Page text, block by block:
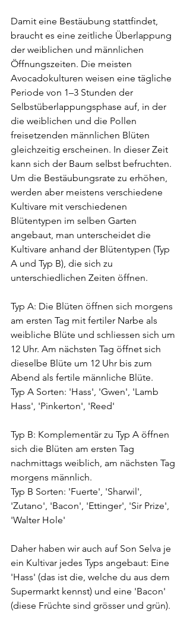
Damit eine Bestäubung stattfindet,
braucht es eine zeitliche Überlappung
der weiblichen und männlichen
Öffnungszeiten. Die meisten
Avocadokulturen weisen eine tägliche
Periode von 1–3 Stunden der
Selbstüberlappungsphase auf, in der
die weiblichen und die Pollen
freisetzenden männlichen Blüten
gleichzeitig erscheinen. In dieser Zeit
kann sich der Baum selbst befruchten.
Um die Bestäubungsrate zu erhöhen,
werden aber meistens verschiedene
Kultivare mit verschiedenen
Blütentypen im selben Garten
angebaut, man unterscheidet die
Kultivare anhand der Blütentypen (Typ
A und Typ B), die sich zu
unterschiedlichen Zeiten öffnen.
Typ A: Die Blüten öffnen sich morgens
am ersten Tag mit fertiler Narbe als
weibliche Blüte und schliessen sich um
12 Uhr. Am nächsten Tag öffnet sich
dieselbe Blüte um 12 Uhr bis zum
Abend als fertile männliche Blüte.
Typ A Sorten: 'Hass', 'Gwen', 'Lamb
Hass', 'Pinkerton', 'Reed'
Typ B: Komplementär zu Typ A öffnen
sich die Blüten am ersten Tag
nachmittags weiblich, am nächsten Tag
morgens männlich.
Typ B Sorten: 'Fuerte', 'Sharwil',
'Zutano', 'Bacon', 'Ettinger', 'Sir Prize',
'Walter Hole'
Daher haben wir auch auf Son Selva je
ein Kultivar jedes Typs angebaut: Eine
'Hass' (das ist die, welche du aus dem
Supermarkt kennst) und eine 'Bacon'
(diese Früchte sind grösser und grün).